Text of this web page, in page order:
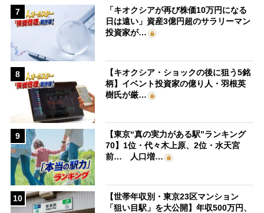
7
「キオクシアが再び株価10万円になる
日は遠い」資産3億円超のサラリーマン
投資家が…
8
【キオクシア・ショックの後に狙う5銘
柄】イベント投資家の億り人・羽根英
樹氏が厳…
9
【東京“真の実力がある駅”ランキング
70】1位・代々木上原、2位・水天宮
前… 人口増…
10
【世帯年収別・東京23区マンション
「狙い目駅」を大公開】年収500万円、